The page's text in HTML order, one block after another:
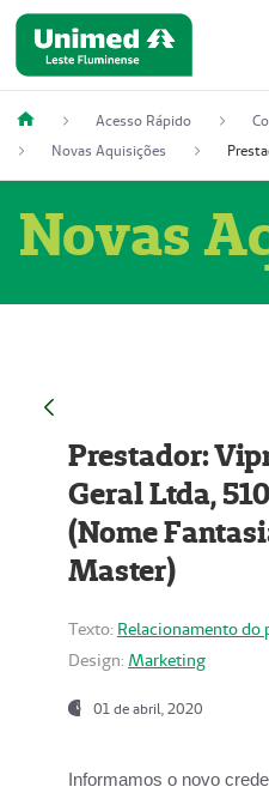
Acesso Rápido
Novas Aquisições
Novas
Prestador:
Geral Ltda,
(Nome
Master)
Texto: Relacionamento do
Design: Marketing
01 de abril, 2020
Informamos o novo